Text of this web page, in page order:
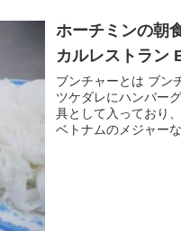
ホーチミンの朝
カルレストラン
ブンチャーとは ブン
ツケダレにハンバー
具として入っており
ベトナムのメジャー